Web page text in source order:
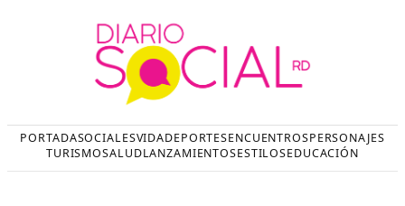
PORTADASOCIALESVIDADEPORTESENCUENTROSPERSONAJES
TURISMOSALUDLANZAMIENTOSESTILOSEDUCACIÓN